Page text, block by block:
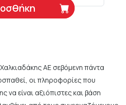
ΑΕ σεβόμενη πάντα
οι πληροφορίες που
να είναι αξιόπιστες και βάση